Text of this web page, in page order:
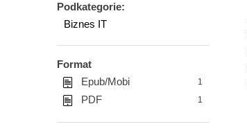
Podkategorie:
Biznes IT
Format
Epub/Mobi
1
PDF 1